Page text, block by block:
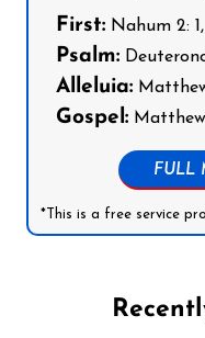
First: Nahum 2:
Psalm:
Alleluia:
Gospel:
FULL
*This is a free service